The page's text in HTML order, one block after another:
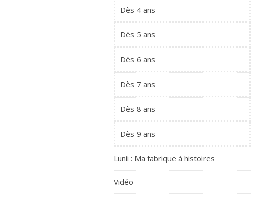
Dès 4 ans
Dès 5 ans
Dès 6 ans
Dès 7 ans
Dès 8 ans
Dès 9 ans
Lunii : Ma fabrique à histoires
Vidéo